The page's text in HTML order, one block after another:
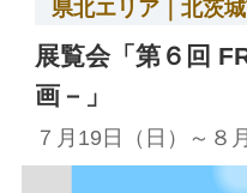
県北エリア｜北茨
展覧会「第６回
画－」
７月19日（日）～８